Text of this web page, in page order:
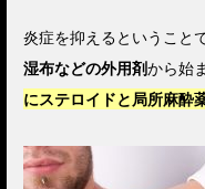
炎症を抑えるということ
湿布などの外用剤から始
にステロイドと局所麻酔